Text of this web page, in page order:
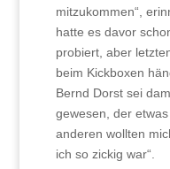
mitzukommen“,
hatte es davor
probiert, aber
beim Kickboxen
Bernd Dorst sei
gewesen, der
anderen wollten
ich so zickig war“.